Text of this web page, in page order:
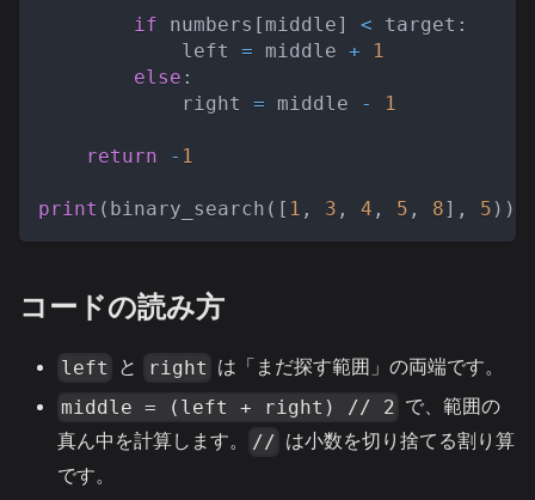
if numbers [ middle] < target :
            left
= middle +
1
else :
            right
= middle - 1
return - 1
print ( binary_search ( [ 1 , 3 , 4 , 5 , 8] , 5 ) )
コードの読み方
left と right は「まだ探す範囲」の両端です。
middle = (left + right) // 2 で、範囲の
真ん中を計算します。
// は小数を切り捨てる割り算
です。